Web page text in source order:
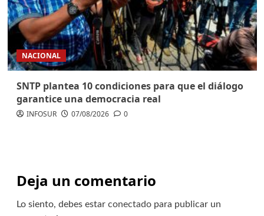
NACIONAL
SNTP plantea 10 condiciones para que el diálogo
garantice una democracia real
INFOSUR 07/08/2026 0
Deja un comentario
Lo siento, debes estar conectadopara publicar un